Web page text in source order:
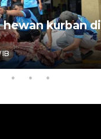
kurban di